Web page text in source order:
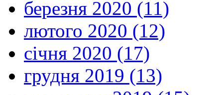
березня 2020 (11)
лютого 2020 (12)
січня 2020 (17)
грудня 2019 (13)